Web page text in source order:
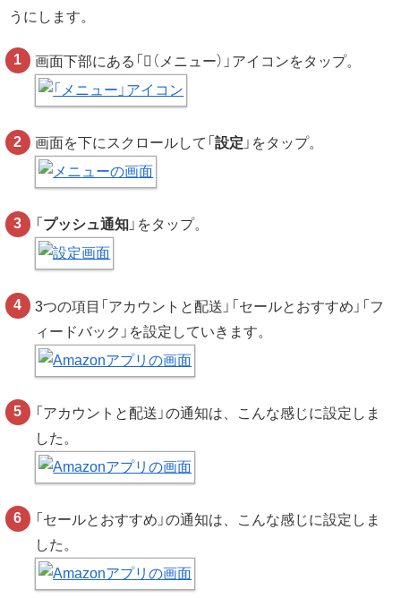
うにします。
画面下部にある「 （メニュー）」アイコンをタップ。
画面を下にスクロールして「設定 」をタップ。
「 プッシュ通知 」をタップ。
3つの項目「アカウントと配送」「セールとおすすめ」「フ
ィードバック」を設定していきます。
「アカウントと配送」の通知は、こんな感じに設定しま
した。
「セールとおすすめ」の通知は、こんな感じに設定しま
した。